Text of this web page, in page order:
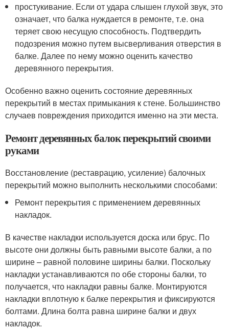
простукивание. Если от удара слышен глухой звук, это
означает, что балка нуждается в ремонте, т.е. она
теряет свою несущую способность. Подтвердить
подозрения можно путем высверливания отверстия в
балке. Далее по нему можно оценить качество
деревянного перекрытия.
Особенно важно оценить состояние деревянных
перекрытий в местах примыкания к стене. Большинство
случаев повреждения приходится именно на эти места.
Ремонт деревянных балок перекрытий своими
руками
Восстановление (реставрацию, усиление) балочных
перекрытий можно выполнить несколькими способами:
Ремонт перекрытия с применением деревянных
накладок.
В качестве накладки используется доска или брус. По
высоте они должны быть равными высоте балки, а по
ширине – равной половине ширины балки. Поскольку
накладки устанавливаются по обе стороны балки, то
получается, что накладки равны балке. Монтируются
накладки вплотную к балке перекрытия и фиксируются
болтами. Длина болта равна ширине балки и двух
накладок.